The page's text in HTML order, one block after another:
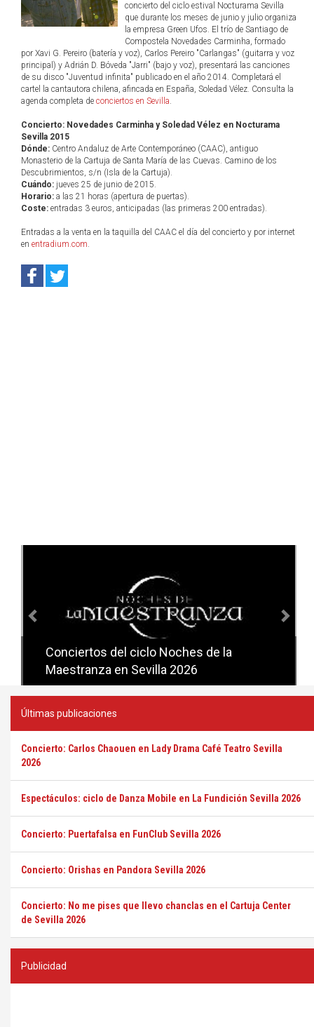
concierto del ciclo estival Nocturama Sevilla
que durante los meses de junio y julio organiza
la empresa Green Ufos. El trío de Santiago de
Compostela Novedades Carminha, formado
por Xavi G. Pereiro (batería y voz), Carlos Pereiro "Carlangas" (guitarra y voz
principal) y Adrián D. Bóveda "Jarri" (bajo y voz), presentará las canciones
de su disco "Juventud infinita" publicado en el año 2014. Completará el
cartel la cantautora chilena, afincada en España, Soledad Vélez. Consulta la
agenda completa de conciertos en Sevilla.
Concierto: Novedades Carminha y Soledad Vélez en Nocturama
Sevilla 2015
Dónde: Centro Andaluz de Arte Contemporáneo (CAAC), antiguo
Monasterio de la Cartuja de Santa María de las Cuevas. Camino de los
Descubrimientos, s/n (Isla de la Cartuja).
Cuándo: jueves 25 de junio de 2015.
Horario: a las 21 horas (apertura de puertas).
Coste: entradas 3 euros, anticipadas (las primeras 200 entradas).
Entradas a la venta en la taquilla del CAAC el día del concierto y por internet
en entradium.com.
Conciertos del ciclo Noches de la
Maestranza en Sevilla 2026
Conciertos del ciclo Candlelight en
Sevilla
Últimas publicaciones
Concierto: Carlos Chaouen en Lady Drama Café Teatro Sevilla
2026
Espectáculos: ciclo de Danza Mobile en La Fundición Sevilla 2026
Concierto: Puertafalsa en FunClub Sevilla 2026
Concierto: Orishas en Pandora Sevilla 2026
Concierto: No me pises que llevo chanclas en el Cartuja Center
de Sevilla 2026
Publicidad